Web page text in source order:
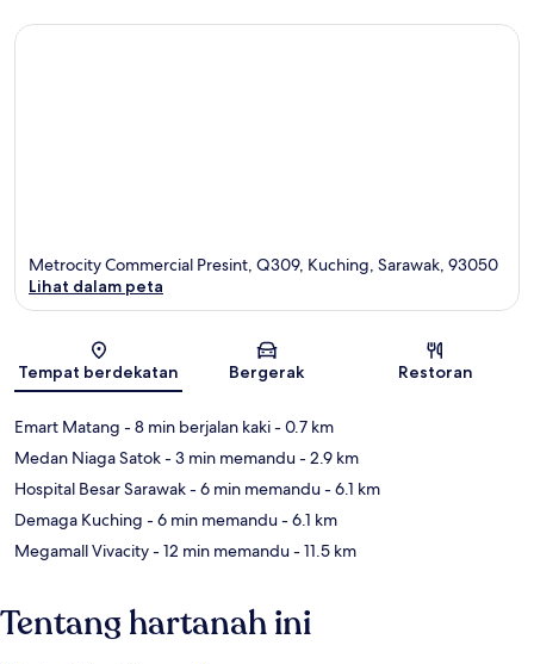
Peta
Metrocity Commercial Presint, Q309, Kuching, Sarawak, 93050
Lihat dalam peta
Tempat berdekatan Bergerak Restoran
Emart Matang - 8 min berjalan kaki- 0.7 km
Medan Niaga Satok- 3 min memandu- 2.9 km
Hospital Besar Sarawak- 6 min memandu- 6.1 km
Demaga Kuching - 6 min memandu- 6.1 km
Megamall Vivacity- 12 min memandu- 11.5 km
Tentang hartanah ini